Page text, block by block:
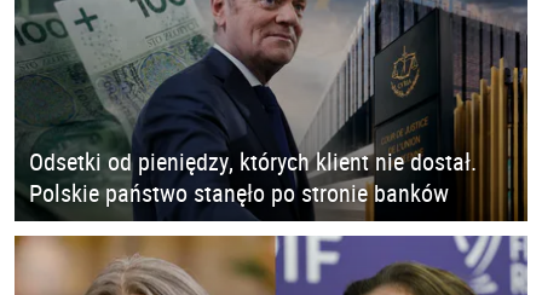
Odsetki od pieniędzy, których klient nie dostał.
Polskie państwo stanęło po stronie banków